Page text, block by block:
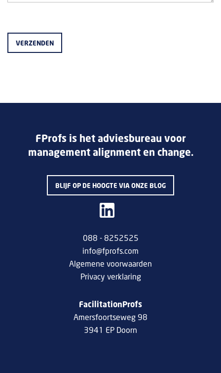
FProfs is het adviesbureau voor
management alignment en change.
BLIJF OP DE HOOGTE VIA ONZE BLOG
088 - 8252525
info@fprofs.com
Algemene voorwaarden
Privacy verklaring
FacilitationProfs
Amersfoortseweg 98
3941 EP Doorn